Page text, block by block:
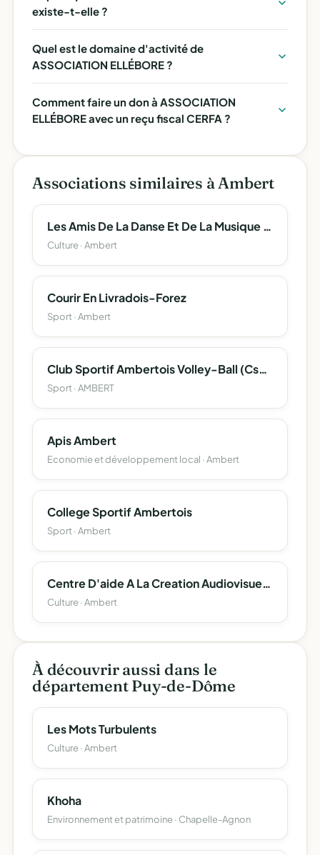
existe-t-elle ?
Quel est le domaine d'activité de
ASSOCIATION ELLÉBORE ?
Comment faire un don à ASSOCIATION
ELLÉBORE avec un reçu fiscal CERFA ?
Associations similaires à Ambert
Les Amis De La Danse Et De La Musique D'ambert
Culture · Ambert
Courir En Livradois-Forez
Sport · Ambert
Club Sportif Ambertois Volley-Ball (Csa Volley-Ball)
Sport · AMBERT
Apis Ambert
Economie et développement local · Ambert
College Sportif Ambertois
Sport · Ambert
Centre D'aide A La Creation Audiovisuelle Et Cinematographique
Culture · Ambert
À découvrir aussi dans le
département Puy-de-Dôme
Les Mots Turbulents
Culture · Ambert
Khoha
Environnement et patrimoine · Chapelle-Agnon